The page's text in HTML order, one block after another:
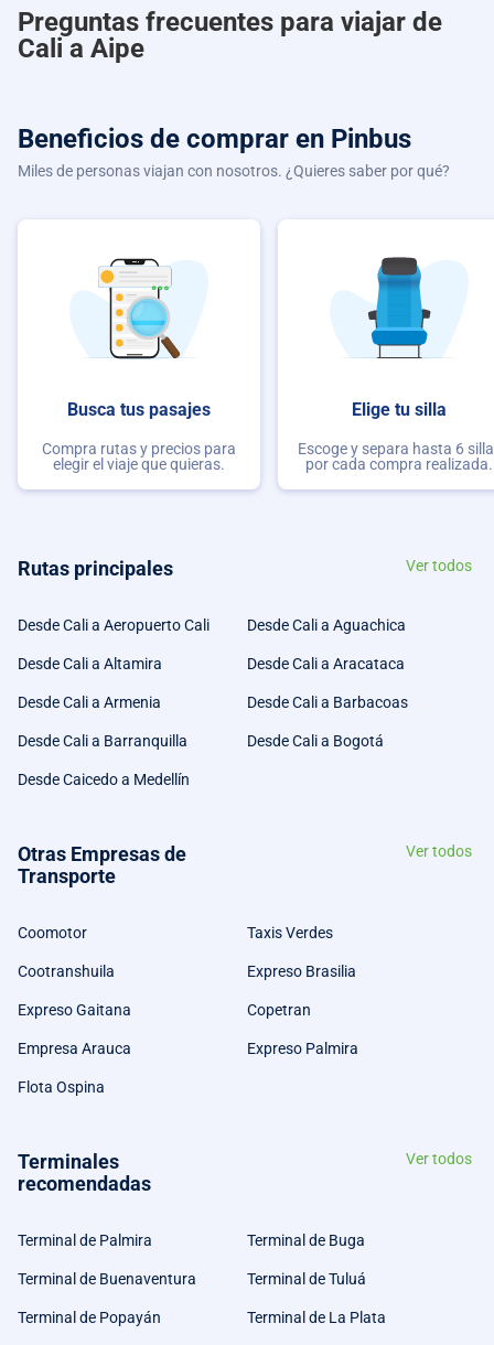
Preguntas frecuentes para viajar de
Cali a Aipe
Beneficios de comprar en Pinbus
Miles de personas viajan con nosotros. ¿Quieres saber por qué?
Busca tus pasajes
Compra rutas y precios para
elegir el viaje que quieras.
Elige tu silla
Escoge y separa hasta 6
por cada compra realizada.
Rutas principales Ver todos
Desde Cali a Aeropuerto Cali Desde Cali a Aguachica
Desde Cali a Altamira Desde Cali a Aracataca
Desde Cali a Armenia Desde Cali a Barbacoas
Desde Cali a Barranquilla Desde Cali a Bogotá
Desde Caicedo a Medellín
Otras Empresas de
Transporte
Ver todos
Coomotor Taxis Verdes
Cootranshuila Expreso Brasilia
Expreso Gaitana Copetran
Empresa Arauca Expreso Palmira
Flota Ospina
Terminales
recomendadas
Ver todos
Terminal de Palmira Terminal de Buga
Terminal de Buenaventura Terminal de Tuluá
Terminal de Popayán Terminal de La Plata